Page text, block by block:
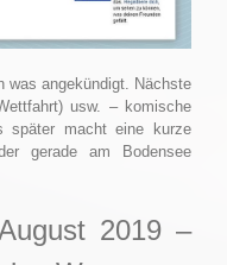
was angekündigt. Nächste
usw. – komische
später macht eine kurze
gerade am Bodensee
2019 –